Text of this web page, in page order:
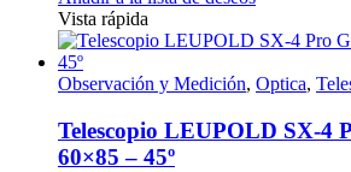
Vista rápida
Observación y Medición, Optica,
Telescopio LEUPOLD SX-4
60×85 – 45º